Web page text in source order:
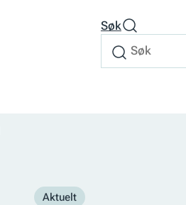
Søk
Søk
Søk
etter
Aktuelt